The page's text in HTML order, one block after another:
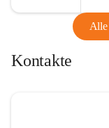
Alle
Kontakte